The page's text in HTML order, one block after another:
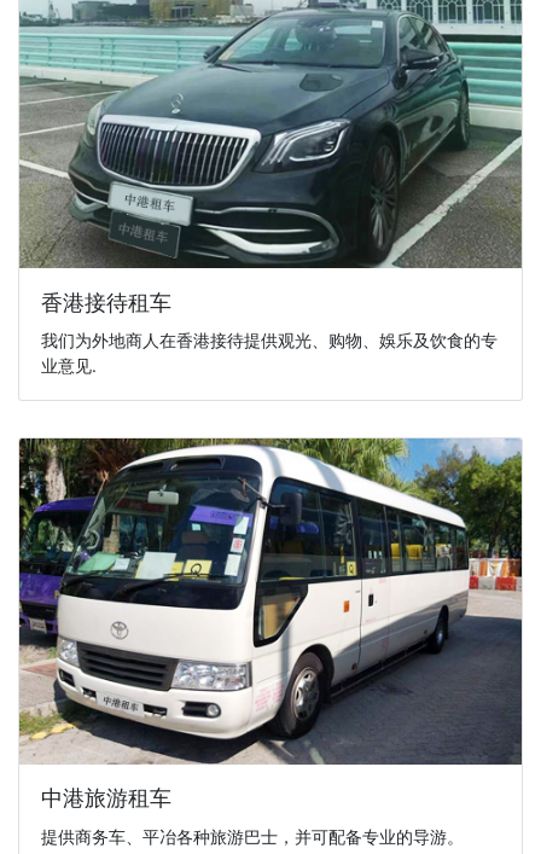
香港接待租车
我们为外地商人在香港接待提供观光、购物、娛乐及饮食的专
业意见.
中港旅游租车
提供商务车、平冶各种旅游巴士，并可配备专业的导游。